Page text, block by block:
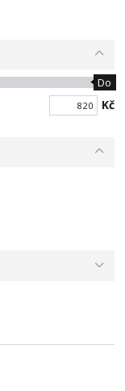
Do
Kč